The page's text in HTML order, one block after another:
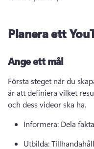
Planera ett
Ange ett mål
Första steget när du
är att definiera vilket
och dess videor ska ha.
Informera: Dela
Utbilda: